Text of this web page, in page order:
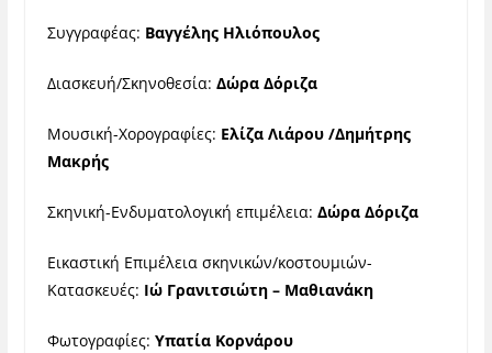
Συγγραφέας: Βαγγέλης Ηλιόπουλος
Διασκευή/Σκηνοθεσία: Δώρα Δόριζα
Μουσική-Χορογραφίες: Ελίζα Λιάρου /Δημήτρης
Μακρής
Σκηνική-Ενδυματολογική επιμέλεια: Δώρα Δόριζα
Εικαστική Επιμέλεια σκηνικών/κοστουμιών-
Κατασκευές: Ιώ Γρανιτσιώτη – Μαθιανάκη
Φωτογραφίες: Υπατία Κορνάρου